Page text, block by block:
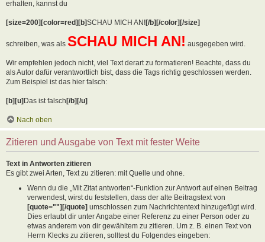
erhalten, kannst du
[size=200][color=red][b]SCHAU MICH AN![/b][/color][/size]
schreiben, was als SCHAU MICH AN! ausgegeben wird.
Wir empfehlen jedoch nicht, viel Text derart zu formatieren! Beachte, dass du
als Autor dafür verantwortlich bist, dass die Tags richtig geschlossen werden.
Zum Beispiel ist das hier falsch:
[b][u]Das ist falsch[/b][/u]
Nach oben
Zitieren und Ausgabe von Text mit fester Weite
Text in Antworten zitieren
Es gibt zwei Arten, Text zu zitieren: mit Quelle und ohne.
Wenn du die „Mit Zitat antworten“-Funktion zur Antwort auf einen Beitrag
verwendest, wirst du feststellen, dass der alte Beitragstext von
[quote=""][/quote] umschlossen zum Nachrichtentext hinzugefügt wird.
Dies erlaubt dir unter Angabe einer Referenz zu einer Person oder zu
etwas anderem von dir gewähltem zu zitieren. Um z. B. einen Text von
Herrn Klecks zu zitieren, solltest du Folgendes eingeben: